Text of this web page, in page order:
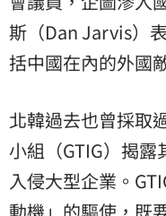
斯（Dan Jarvis）
括中國在內的外國
北韓過去也曾採取
小組（GTIG）揭
入侵大型企業。